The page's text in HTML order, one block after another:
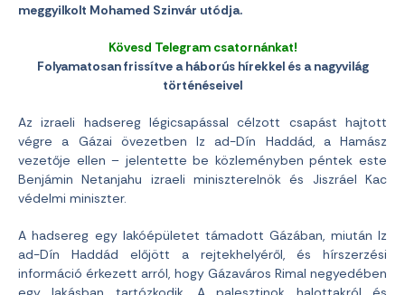
meggyilkolt Mohamed Szinvár utódja.
Kövesd Telegram csatornánkat!
Folyamatosan frissítve a háborús hírekkel és a nagyvilág
történéseivel
Az izraeli hadsereg légicsapással célzott csapást hajtott
végre a Gázai övezetben Iz ad-Dín Haddád, a Hamász
vezetője ellen – jelentette be közleményben péntek este
Benjámin Netanjahu izraeli miniszterelnök és Jiszráel Kac
védelmi miniszter.
A hadsereg egy lakóépületet támadott Gázában, miután Iz
ad-Dín Haddád előjött a rejtekhelyéről, és hírszerzési
információ érkezett arról, hogy Gázaváros Rimal negyedében